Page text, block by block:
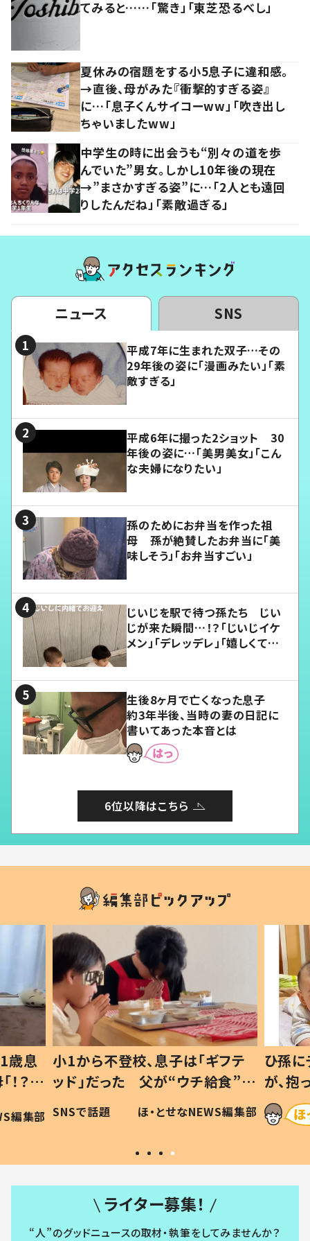
てみると……「驚き」「東芝恐るべし」
夏休みの宿題をする小5息子に違和感。
→直後、母がみた『衝撃的すぎる姿』
に…「息子くんサイコーww」「吹き出し
ちゃいましたww」
中学生の時に出会うも“別々の道を歩
んでいた”男女。しかし10年後の現在
→”まさかすぎる姿”に…「2人とも遠回
りしたんだね」「素敵過ぎる」
ニュース SNS
平成7年に生まれた双子…その
29年後の姿に「漫画みたい」「素
敵すぎる」
平成6年に撮った2ショット 30
年後の姿に…「美男美女」「こん
な夫婦になりたい」
孫のためにお弁当を作った祖
母 孫が絶賛したお弁当に「美
味しそう」「お弁当すごい」
じいじを駅で待つ孫たち じい
じが来た瞬間…！？「じいじイケ
メン」「デレッデレ」「嬉しくて可
生後8ヶ月で亡くなった息子
約3年半後、当時の妻の日記に
書いてあった本音とは
6位以降はこちら
歳息
？」
編集部
小1から不登校、息子は「ギフテ
ッド」だった 父が“ウチ給食”を
作り続ける理由とは #令和の親
#令和の子
SNSで話題 ほ・とせなNEWS編集部
ひ孫
が、
「涙が
い」
ライター募集！
“人”のグッドニュースの取材・執筆をしてみませんか？